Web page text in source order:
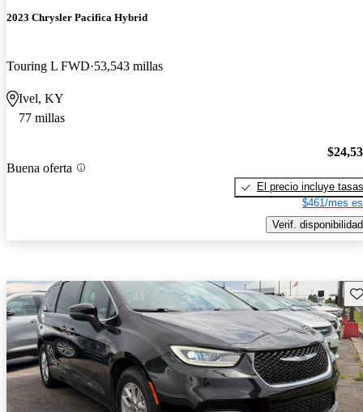
2023 Chrysler Pacifica Hybrid
Touring L FWD 53,543 millas
Ivel, KY
77 millas
Buena oferta
El precio incluye tasas
$461/mes
Verif. disponibilidad